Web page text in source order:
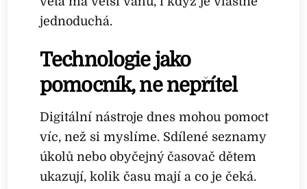
jednoduchá.
Technologie jako
pomocník, ne nepřítel
Digitální nástroje dnes mohou pomoct
víc, než si myslíme. Sdílené seznamy
úkolů nebo obyčejný časovač dětem
ukazují, kolik času mají a co je čeká.